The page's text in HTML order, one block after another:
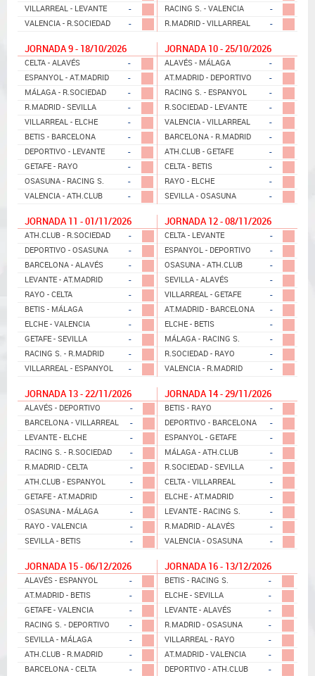
VILLARREAL - LEVANTE -
VALENCIA - R.SOCIEDAD -
RACING S. - VALENCIA -
R.MADRID - VILLARREAL -
JORNADA 9 - 18/10/2026
CELTA - ALAVÉS -
ESPANYOL - AT.MADRID -
MÁLAGA - R.SOCIEDAD -
R.MADRID - SEVILLA -
VILLARREAL - ELCHE -
BETIS - BARCELONA -
DEPORTIVO - LEVANTE -
GETAFE - RAYO -
OSASUNA - RACING S. -
VALENCIA - ATH.CLUB -
JORNADA 10 - 25/10/2026
ALAVÉS - MÁLAGA -
AT.MADRID - DEPORTIVO -
RACING S. - ESPANYOL -
R.SOCIEDAD - LEVANTE -
VALENCIA - VILLARREAL -
BARCELONA - R.MADRID -
ATH.CLUB - GETAFE -
CELTA - BETIS -
RAYO - ELCHE -
SEVILLA - OSASUNA -
JORNADA 11 - 01/11/2026
ATH.CLUB - R.SOCIEDAD -
DEPORTIVO - OSASUNA -
BARCELONA - ALAVÉS -
LEVANTE - AT.MADRID -
RAYO - CELTA -
BETIS - MÁLAGA -
ELCHE - VALENCIA -
GETAFE - SEVILLA -
RACING S. - R.MADRID -
VILLARREAL - ESPANYOL -
JORNADA 12 - 08/11/2026
CELTA - LEVANTE -
ESPANYOL - DEPORTIVO -
OSASUNA - ATH.CLUB -
SEVILLA - ALAVÉS -
VILLARREAL - GETAFE -
AT.MADRID - BARCELONA -
ELCHE - BETIS -
MÁLAGA - RACING S. -
R.SOCIEDAD - RAYO -
VALENCIA - R.MADRID -
JORNADA 13 - 22/11/2026
ALAVÉS - DEPORTIVO -
BARCELONA - VILLARREAL -
LEVANTE - ELCHE -
RACING S. - R.SOCIEDAD -
R.MADRID - CELTA -
ATH.CLUB - ESPANYOL -
GETAFE - AT.MADRID -
OSASUNA - MÁLAGA -
RAYO - VALENCIA -
SEVILLA - BETIS -
JORNADA 14 - 29/11/2026
BETIS - RAYO -
DEPORTIVO - BARCELONA -
ESPANYOL - GETAFE -
MÁLAGA - ATH.CLUB -
R.SOCIEDAD - SEVILLA -
CELTA - VILLARREAL -
ELCHE - AT.MADRID -
LEVANTE - RACING S. -
R.MADRID - ALAVÉS -
VALENCIA - OSASUNA -
JORNADA 15 - 06/12/2026
ALAVÉS - ESPANYOL -
AT.MADRID - BETIS -
GETAFE - VALENCIA -
RACING S. - DEPORTIVO -
SEVILLA - MÁLAGA -
ATH.CLUB - R.MADRID -
BARCELONA - CELTA -
JORNADA 16 - 13/12/2026
BETIS - RACING S. -
ELCHE - SEVILLA -
LEVANTE - ALAVÉS -
R.MADRID - OSASUNA -
VILLARREAL - RAYO -
AT.MADRID - VALENCIA -
DEPORTIVO - ATH.CLUB -